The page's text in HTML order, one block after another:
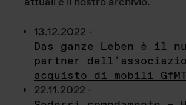
13.12.2022 -
Das ganze Leben è il
partner
acquisto di mobili
22.11.2022 -